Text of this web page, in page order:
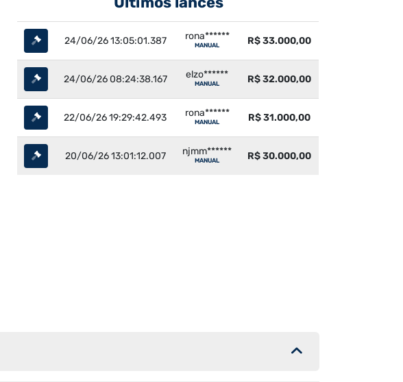
24/06/26 13:05:01.387 rona******
MANUAL R$ 33.000,00
24/06/26 08:24:38.167 elzo******
MANUAL R$ 32.000,00
22/06/26 19:29:42.493 rona******
MANUAL R$ 31.000,00
20/06/26 13:01:12.007 njmm******
MANUAL R$ 30.000,00